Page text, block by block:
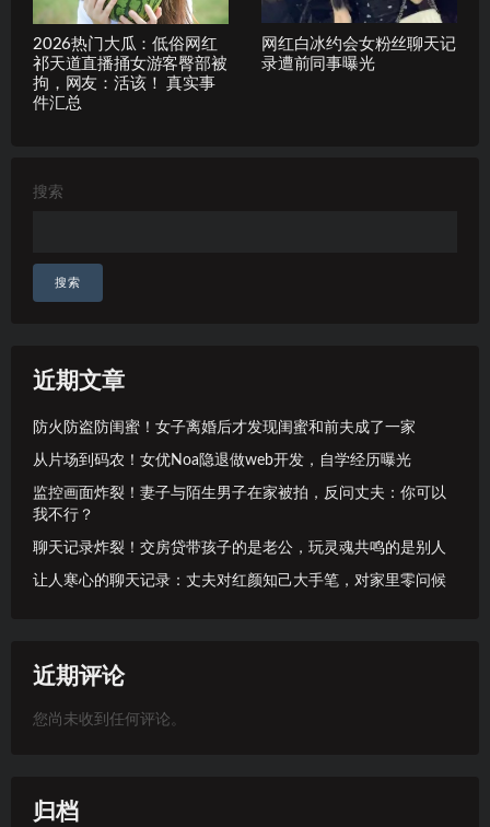
2026热门大瓜：低俗网红
祁天道直播捅女游客臀部被
拘，网友：活该！ 真实事
件汇总
网红白冰约会女粉丝聊天记
录遭前同事曝光
搜索
搜索
近期文章
防火防盗防闺蜜！女子离婚后才发现闺蜜和前夫成了一家
从片场到码农！女优Noa隐退做web开发，自学经历曝光
监控画面炸裂！妻子与陌生男子在家被拍，反问丈夫：你可以
我不行？
聊天记录炸裂！交房贷带孩子的是老公，玩灵魂共鸣的是别人
让人寒心的聊天记录：丈夫对红颜知己大手笔，对家里零问候
近期评论
您尚未收到任何评论。
归档